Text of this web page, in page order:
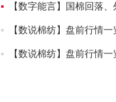
【数字能言】国棉回落
【数说棉纺】盘前行情一
【数说棉纺】盘前行情一